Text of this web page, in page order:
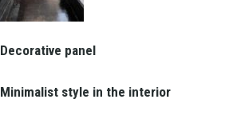
Decorative panel
Minimalist style in the interior